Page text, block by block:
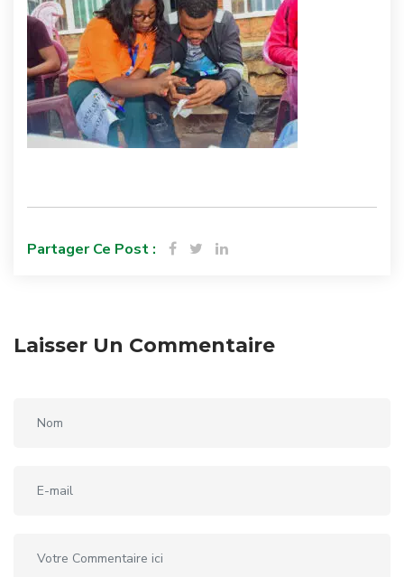
Partager Ce Post :
Laisser Un Commentaire